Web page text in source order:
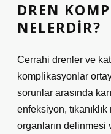
DREN
NELERDIR?
Cerrahi drenler ve
komplikasyonlar
sorunlar arasında
enfeksiyon,
organların delinmesi